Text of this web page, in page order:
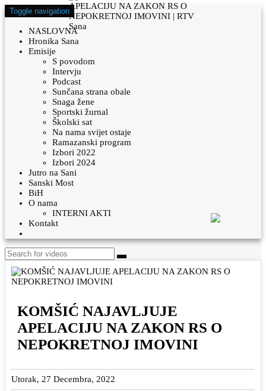
Toggle navigation
NASLOVNA
Hronika Sana
Emisije
S povodom
Intervju
Podcast
Sunčana strana obale
Snaga žene
Sportski žurnal
Školski sat
Na nama svijet ostaje
Ramazanski program
Izbori 2022
Izbori 2024
Jutro na Sani
Sanski Most
BiH
O nama
INTERNI AKTI
Kontakt
KOMŠIĆ NAJAVLJUJE
APELACIJU NA ZAKON RS O
NEPOKRETNOJ IMOVINI
Utorak, 27 Decembra, 2022